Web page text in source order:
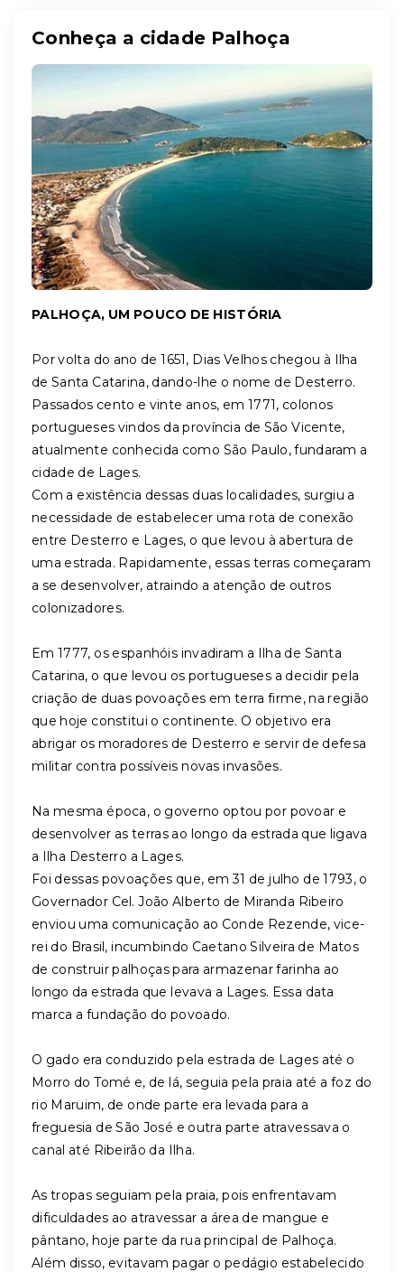
Conheça a cidade Palhoça
PALHOÇA, UM POUCO DE HISTÓRIA
Por volta do ano de 1651, Dias Velhos chegou à Ilha
de Santa Catarina, dando-lhe o nome de Desterro.
Passados cento e vinte anos, em 1771, colonos
portugueses vindos da província de São Vicente,
atualmente conhecida como São Paulo, fundaram a
cidade de Lages.
Com a existência dessas duas localidades, surgiu a
necessidade de estabelecer uma rota de conexão
entre Desterro e Lages, o que levou à abertura de
uma estrada. Rapidamente, essas terras começaram
a se desenvolver, atraindo a atenção de outros
colonizadores.
Em 1777, os espanhóis invadiram a Ilha de Santa
Catarina, o que levou os portugueses a decidir pela
criação de duas povoações em terra firme, na região
que hoje constitui o continente. O objetivo era
abrigar os moradores de Desterro e servir de defesa
militar contra possíveis novas invasões.
Na mesma época, o governo optou por povoar e
desenvolver as terras ao longo da estrada que ligava
a Ilha Desterro a Lages.
Foi dessas povoações que, em 31 de julho de 1793, o
Governador Cel. João Alberto de Miranda Ribeiro
enviou uma comunicação ao Conde Rezende, vice-
rei do Brasil, incumbindo Caetano Silveira de Matos
de construir palhoças para armazenar farinha ao
longo da estrada que levava a Lages. Essa data
marca a fundação do povoado.
O gado era conduzido pela estrada de Lages até o
Morro do Tomé e, de lá, seguia pela praia até a foz do
rio Maruim, de onde parte era levada para a
freguesia de São José e outra parte atravessava o
canal até Ribeirão da Ilha.
As tropas seguiam pela praia, pois enfrentavam
dificuldades ao atravessar a área de mangue e
pântano, hoje parte da rua principal de Palhoça.
Além disso, evitavam pagar o pedágio estabelecido